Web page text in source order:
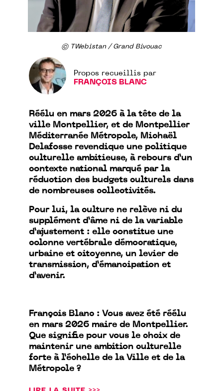
© TWebistan / Grand Bivouac
Propos recueillis par
FRANÇOIS BLANC
Réélu en mars 2026 à la tête de la
ville Montpellier, et de Montpellier
Méditerranée Métropole, Michaël
Delafosse revendique une politique
culturelle ambitieuse, à rebours d’un
contexte national marqué par la
réduction des budgets culturels dans
de nombreuses collectivités.
Pour lui, la culture ne relève ni du
supplément d’âme ni de la variable
d’ajustement : elle constitue une
colonne vertébrale démocratique,
urbaine et citoyenne, un levier de
transmission, d’émancipation et
d’avenir.
François Blanc : Vous avez été réélu
en mars 2026 maire de Montpellier.
Que signifie pour vous le choix de
maintenir une ambition culturelle
forte à l’échelle de la Ville et de la
Métropole ?